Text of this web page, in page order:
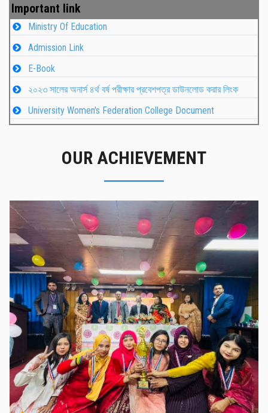
Important link
Ministry Of Education
Admission Link
E-Book
২০২৩ সালের অনার্স ৪র্থ বর্ষ পরীক্ষার প্রবেশপত্র ডাউনলোড করার লিংক
University Women's Federation College Document
OUR ACHIEVEMENT
গৌরবের মুহূর্ত
গৌরবের মুহূর্ত